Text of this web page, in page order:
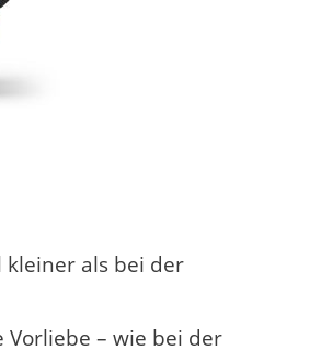
kleiner als bei der
– wie bei der